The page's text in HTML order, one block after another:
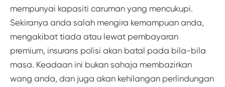
mempunyai kapasiti caruman yang mencukupi.
Sekiranya anda salah mengira kemampuan anda,
mengakibat tiada atau lewat pembayaran
premium, insurans polisi akan batal pada bila-bila
masa. Keadaan ini bukan sahaja membazirkan
wang anda, dan juga akan kehilangan perlindungan